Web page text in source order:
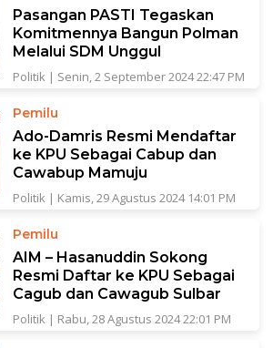
Pasangan PASTI Tegaskan
Komitmennya Bangun Polman
Melalui SDM Unggul
Politik | Senin, 2 September 2024 22:47 PM
Pemilu
Ado-Damris Resmi Mendaftar
ke KPU Sebagai Cabup dan
Cawabup Mamuju
Politik | Kamis, 29 Agustus 2024 14:01 PM
Pemilu
AIM – Hasanuddin Sokong
Resmi Daftar ke KPU Sebagai
Cagub dan Cawagub Sulbar
Politik | Rabu, 28 Agustus 2024 22:01 PM